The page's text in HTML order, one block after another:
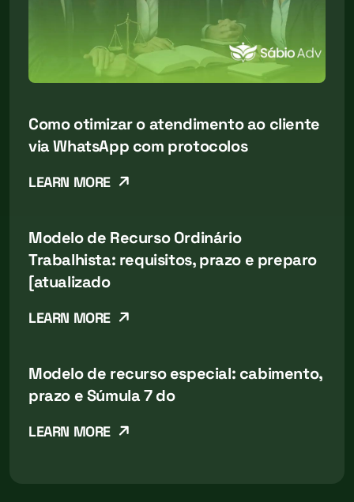
Como otimizar o atendimento ao cliente
via WhatsApp com protocolos
LEARN MORE
Modelo de Recurso Ordinário
Trabalhista: requisitos, prazo e preparo
[atualizado
LEARN MORE
Modelo de recurso especial: cabimento,
prazo e Súmula 7 do
LEARN MORE